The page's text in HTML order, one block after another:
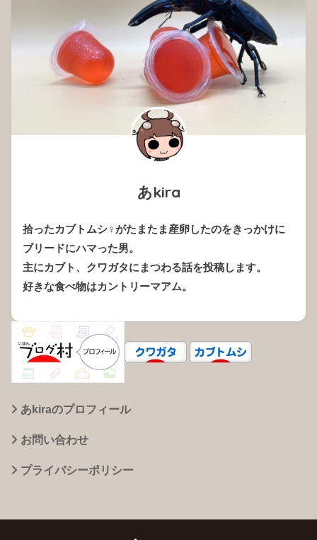
あkira
拾ったカブトムシ♀がたまたま産卵したのをきっかけに
ブリードにハマった男。
主にカブト、クワガタにまつわる話を投稿します。
好きな食べ物はカントリーマアム。
あkiraのプロフィール
お問い合わせ
プライバシーポリシー